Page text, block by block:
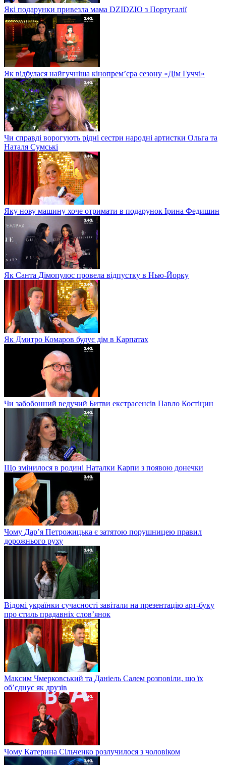
Які подарунки привезла мама DZIDZIO з Португалії
Як відбулася найгучніша кінопрем’єра сезону «Дім Гуччі»
Чи справді ворогують рідні сестри народні артистки Ольга та
Наталя Сумські
Яку нову машину хоче отримати в подарунок Ірина Федишин
Як Санта Дімопулос провела відпустку в Нью-Йорку
Як Дмитро Комаров будує дім в Карпатах
Чи забобонний ведучий Битви екстрасенсів Павло Костіцин
Що змінилося в родині Наталки Карпи з появою донечки
Чому Дар’я Петрожицька є затятою порушницею правил
дорожнього руху
Відомі українки сучасності завітали на презентацію арт-буку
про стиль прадавніх слов’янок
Максим Чмерковський та Даніель Салем розповіли, що їх
об’єднує як друзів
Чому Катерина Сільченко розлучилося з чоловіком